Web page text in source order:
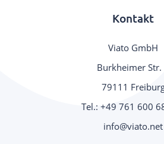
Kontakt
Viato GmbH
Burkheimer Str.
79111
Tel.: +49 761 600
.